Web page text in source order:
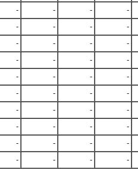
- - -
-
- - -
-
- - -
-
- - -
-
- - -
-
- - -
-
- - -
-
- - -
-
- - -
-
- - - -